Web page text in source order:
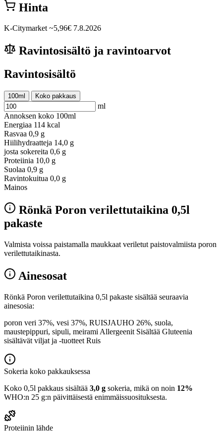
Hinta
K-Citymarket ~5,96€ 7.8.2026
Ravintosisältö ja ravintoarvot
Ravintosisältö
100ml Koko pakkaus
ml
Annoksen koko 100ml
Energiaa 114 kcal
Rasvaa 0,9 g
Hiilihydraatteja 14,0 g
josta sokereita 0,6 g
Proteiinia 10,0 g
Suolaa 0,9 g
Ravintokuitua 0,0 g
Mainos
Rönkä Poron verilettutaikina 0,5l
pakaste
Valmista voissa paistamalla maukkaat veriletut paistovalmiista poron
verilettutaikinasta.
Ainesosat
Rönkä Poron verilettutaikina 0,5l pakaste sisältää seuraavia
ainesosia:
poron veri 37%, vesi 37%, RUISJAUHO 26%, suola,
maustepippuri, sipuli, meirami Allergeenit Sisältää Gluteenia
sisältävät viljat ja -tuotteet Ruis
Sokeria koko pakkauksessa
Koko 0,5l pakkaus sisältää 3,0 g sokeria, mikä on noin 12%
WHO:n 25 g:n päivittäisestä enimmäissuosituksesta.
Proteiinin lähde